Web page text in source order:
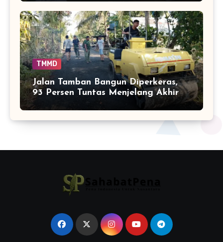
TMMD
Jalan Tamban Bangun Diperkeras,
93 Persen Tuntas Menjelang Akhir
TMMD